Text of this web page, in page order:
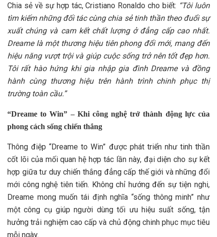
Chia sẻ về sự hợp tác, Cristiano Ronaldo cho biết: “Tôi luôn
tìm kiếm những đối tác cùng chia sẻ tinh thần theo đuổi sự
xuất chúng và cam kết chất lượng ở đẳng cấp cao nhất.
Dreame là một thương hiệu tiên phong đổi mới, mang đến
hiệu năng vượt trội và giúp cuộc sống trở nên tốt đẹp hơn.
Tôi rất hào hứng khi gia nhập gia đình Dreame và đồng
hành cùng thương hiệu trên hành trình chinh phục thị
trường toàn cầu.”
“Dreame to Win” – Khi công nghệ trở thành động lực của
phong cách sống chiến thắng
Thông điệp “Dreame to Win” được phát triển như tinh thần
cốt lõi của mối quan hệ hợp tác lần này, đại diện cho sự kết
hợp giữa tư duy chiến thắng đẳng cấp thế giới và những đổi
mới công nghệ tiên tiến. Không chỉ hướng đến sự tiện nghi,
Dreame mong muốn tái định nghĩa “sống thông minh” như
một công cụ giúp người dùng tối ưu hiệu suất sống, tận
hưởng trải nghiệm cao cấp và chủ động chinh phục mục tiêu
mỗi ngày.